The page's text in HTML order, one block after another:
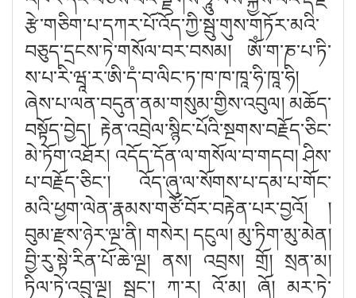
རྩེ་གཅིག་པ་དཀར་པོ་འོད་ཀྱི་སྦུ་གུས་གཏོར་མའི་
བཅུད་དྲངས་ཏེ་གསོལ་བར་བསམ། ཨོཾ་ག་ཎ་པ་ཏི་
ས་པ་རི་ཝཱ་ར་ཨི་དཾ་བ་ལིང་ཏ་ཁ་ཁ་ཁཱ་ཧི་ཁཱ་ཧི།
ཞེས་པ་ལན་བདུན་ནམ་གསུམ་གྱིས་འབུལ། མཆོད་
བསྟོད་བྱེད། རྟེན་འབྲེལ་སྙིང་པོའི་སྔགས་བརྗོད་ཅིང་
མེ་ཏོག་འཐོར། འདོད་དོན་ལ་གསོལ་བ་གདབ། ཤིས་
པ་བརྗོད་ཅིང༌། འོད་ཞུ་ལ་སོགས་པ་དམ་པ་གོང་
མའི་ཕྱག་ལེན་རྣམས་གཙོ་བོར་བརྟེན་པར་བྱའོ། །
བུམ་རྫས་ཉེར་ལྔ་ནི། གསེར། དངུལ། མུ་ཏིག་མུ་མེན།
བྱི་རུ་སྟེ་རིན་པོ་ཆེ་ལྔ། ནས། འབྲས། གྲོ། སྲན་མ།
ཏིལ་ཏེ་འབྲུ་ལྔ། སྦྲང༌། ཀ་ར། འོ་མ། ཞོ། མར་ཏེ་